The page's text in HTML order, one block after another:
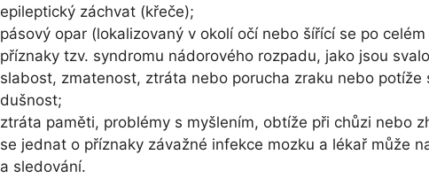
epileptický záchvat (křeče);
pásový opar (lokalizovaný v okolí očí nebo šířící se po
příznaky tzv. syndromu nádorového rozpadu, jako jsou
slabost, zmatenost, ztráta nebo porucha zraku nebo potíže
dušnost;
ztráta paměti, problémy s myšlením, obtíže při chůzi nebo
se jednat o příznaky závažné infekce mozku a lékař může
a sledování.